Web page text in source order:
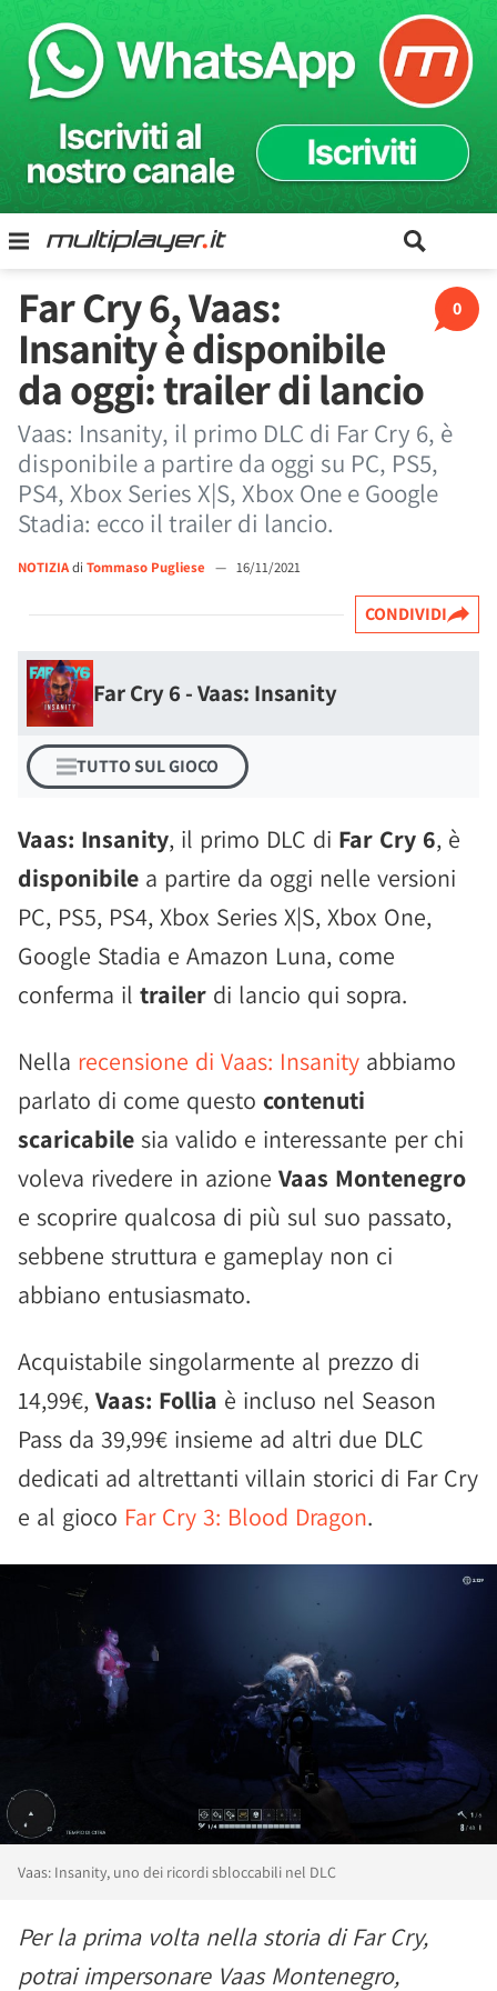
0
Far Cry 6, Vaas:
Insanity è disponibile
da oggi: trailer di lancio
Vaas: Insanity, il primo DLC di Far Cry 6, è
disponibile a partire da oggi su PC, PS5,
PS4, Xbox Series X|S, Xbox One e Google
Stadia: ecco il trailer di lancio.
NOTIZIAdi Tommaso Pugliese — 16/11/2021
CONDIVIDI
Far Cry 6 - Vaas: Insanity
TUTTO SUL GIOCO
Vaas: Insanity, il primo DLC di Far Cry 6, è
disponibile a partire da oggi nelle versioni
PC, PS5, PS4, Xbox Series X|S, Xbox One,
Google Stadia e Amazon Luna, come
conferma il trailer di lancio qui sopra.
Nella recensione di Vaas: Insanity abbiamo
parlato di come questo contenuti
scaricabile sia valido e interessante per chi
voleva rivedere in azione Vaas Montenegro
e scoprire qualcosa di più sul suo passato,
sebbene struttura e gameplay non ci
abbiano entusiasmato.
Acquistabile singolarmente al prezzo di
14,99€, Vaas: Follia è incluso nel Season
Pass da 39,99€ insieme ad altri due DLC
dedicati ad altrettanti villain storici di Far Cry
e al gioco Far Cry 3: Blood Dragon.
Vaas: Insanity, uno dei ricordi sbloccabili nel DLC
Per la prima volta nella storia di Far Cry,
potrai impersonare Vaas Montenegro,